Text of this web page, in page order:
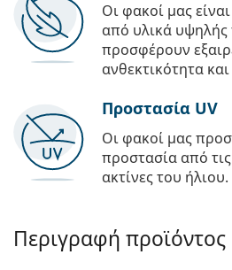
Οι φακοί μας
από υλικά υψηλής
προσφέρουν
ανθεκτικότητα
Προστασία UV
Οι φακοί μας
προστασία από
ακτίνες του ήλιου.
Περιγραφή προϊόντος